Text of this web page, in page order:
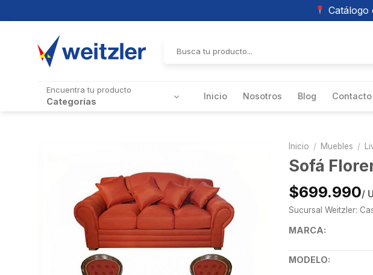
Catálogo
por:
Encuentra tu producto
Categorías Inicio Nosotros Blog Contacto
Inicio / Muebles /
Sofá
$699.990/
Sucursal Weitzler:
MARCA:
MODELO: